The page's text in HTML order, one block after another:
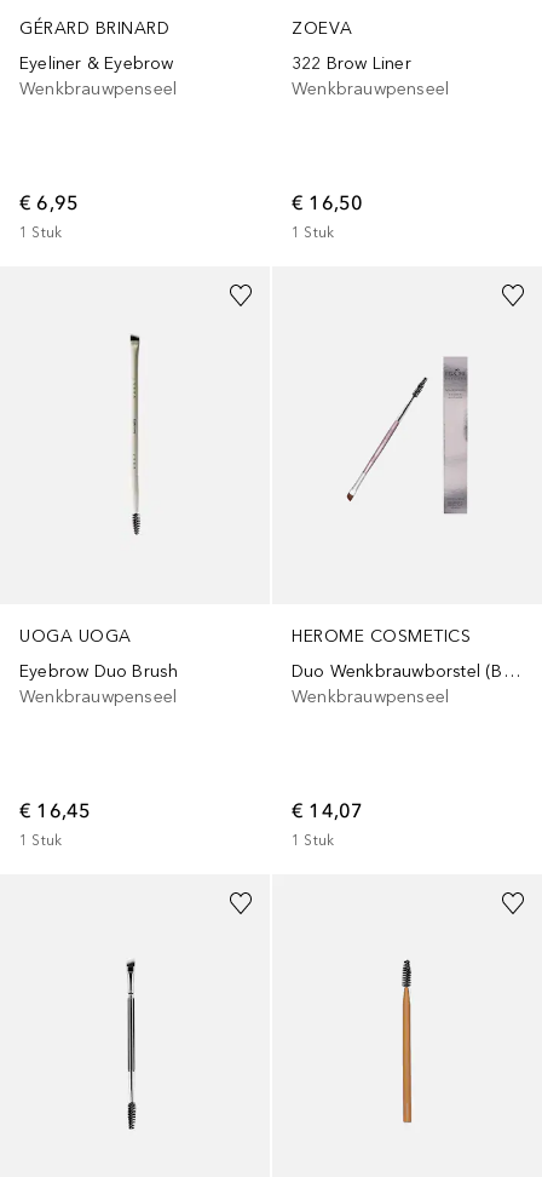
GÉRARD BRINARD
Eyeliner & Eyebrow
Wenkbrauwpenseel
€ 6,95
1 Stuk
ZOEVA
322 Brow Liner
Wenkbrauwpenseel
€ 16,50
1 Stuk
UOGA UOGA
Eyebrow Duo Brush
Wenkbrauwpenseel
€ 16,45
1 Stuk
HEROME COSMETICS
Duo Wenkbrauwborstel (Brow Brush)
Wenkbrauwpenseel
€ 14,07
1 Stuk